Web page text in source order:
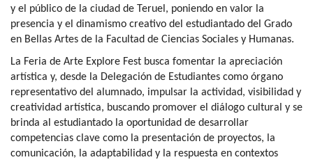
y el público de la ciudad de Teruel, poniendo en valor la
presencia y el dinamismo creativo del estudiantado del Grado
en Bellas Artes de la Facultad de Ciencias Sociales y Humanas.
La Feria de Arte Explore Fest busca fomentar la apreciación
artística y, desde la Delegación de Estudiantes como órgano
representativo del alumnado, impulsar la actividad, visibilidad y
creatividad artística, buscando promover el diálogo cultural y se
brinda al estudiantado la oportunidad de desarrollar
competencias clave como la presentación de proyectos, la
comunicación, la adaptabilidad y la respuesta en contextos